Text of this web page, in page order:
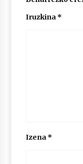
Iruzkina *
Izena *